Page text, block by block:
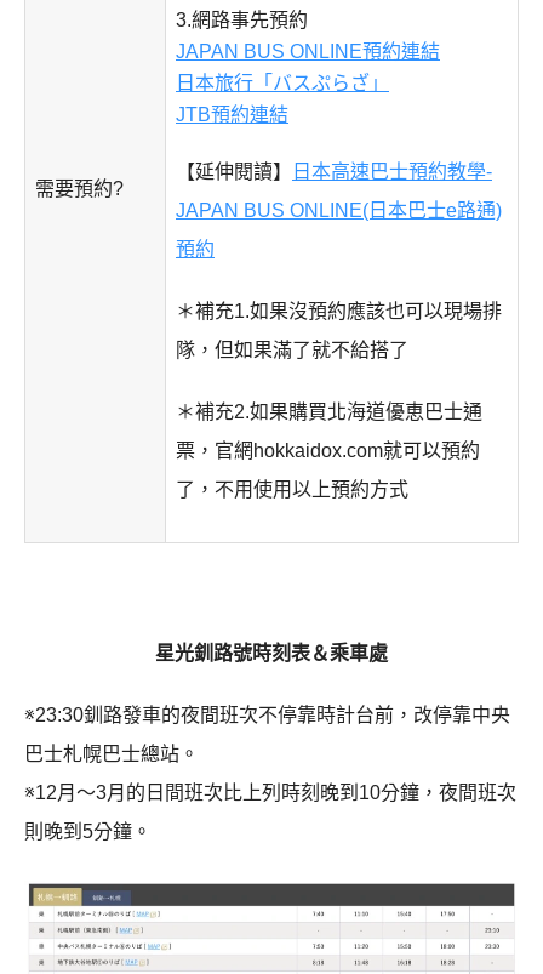
需要預約?
3.網路事先預約
JAPAN BUS ONLINE預約連結
日本旅行「バスぷらざ」
JTB預約連結
【延伸閱讀】
日本高速巴士預約教學-
JAPAN BUS ONLINE(日本巴士e路通)
預約
＊補充1.如果沒預約應該也可以現場排
隊，但如果滿了就不給搭了
＊補充2.如果購買北海道優恵巴士通
票，官網hokkaidox.com就可以預約
了，不用使用以上預約方式
星光釧路號時刻表＆乘車處
※23:30釧路發車的夜間班次不停靠時計台前，改停靠中央
巴士札幌巴士總站。
※12月～3月的日間班次比上列時刻晚到10分鐘，夜間班次
則晚到5分鐘。